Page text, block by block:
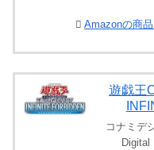
Amazonの商
遊戯王
コナミデ
Digital